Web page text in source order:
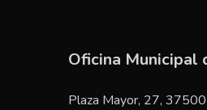
Oficina Municipal
Plaza Mayor, 27, 37500